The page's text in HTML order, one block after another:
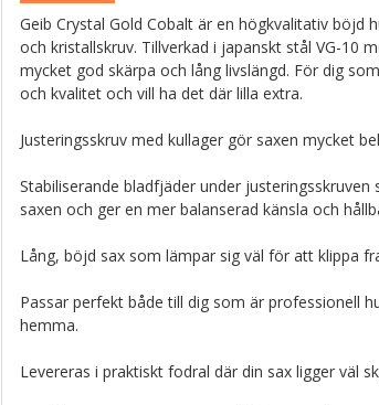
Geib Crystal Gold Cobalt är en högkvalitativ böjd
och kristallskruv. Tillverkad i japanskt stål VG-10
mycket god skärpa och lång livslängd. För dig
och kvalitet och vill ha det där lilla extra.
Justeringsskruv med kullager gör saxen mycket
Stabiliserande bladfjäder under
saxen och ger en mer balanserad känsla och
Lång, böjd sax som lämpar sig väl för att klippa
Passar perfekt både till dig som är professionell
hemma.
Levereras i praktiskt fodral där din sax ligger väl